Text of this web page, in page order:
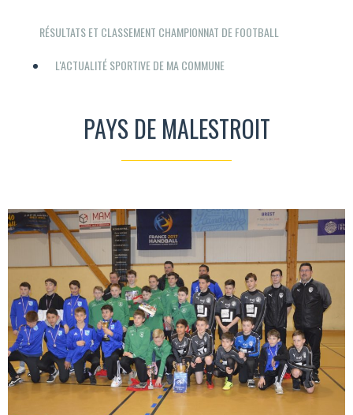
RÉSULTATS ET CLASSEMENT CHAMPIONNAT DE FOOTBALL
L'ACTUALITÉ SPORTIVE DE MA COMMUNE
PAYS DE MALESTROIT